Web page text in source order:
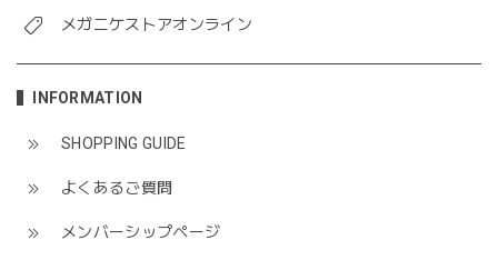
メガニケストアオンライン
INFORMATION
SHOPPING GUIDE
よくあるご質問
メンバーシップページ